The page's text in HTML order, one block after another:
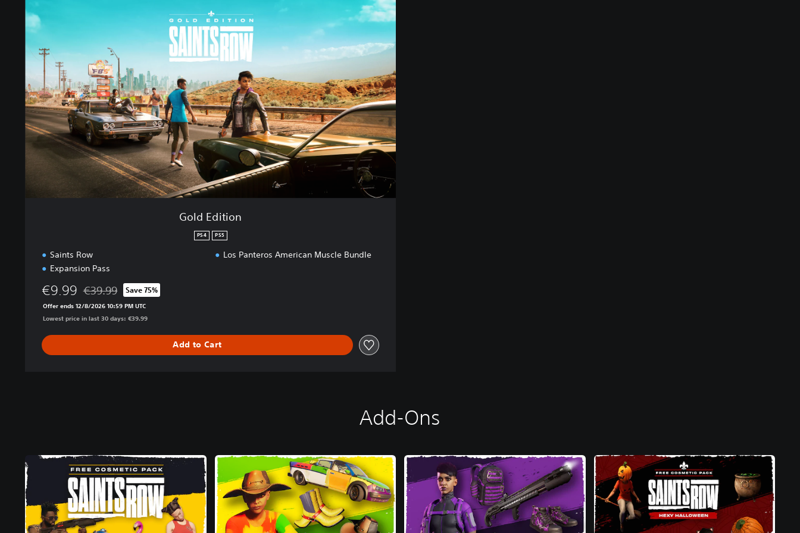
o
E
d
i
o
n
Gold Edition
PS4 PS5
Saints Row
Expansion Pass
Los Panteros American Muscle Bundle
€9.99 Discounted from original price of €39.99
€39.99 Save 75%
Offer ends 12/8/2026 10:59 PM UTC
Lowest price in last 30 days: €39.99
Add to Cart
Add-Ons